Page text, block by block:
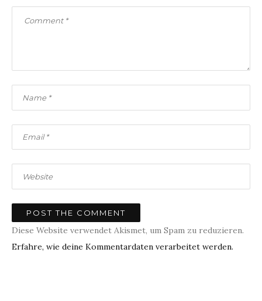
Diese Website verwendet Akismet, um Spam zu reduzieren.
Erfahre, wie deine Kommentardaten verarbeitet werden.